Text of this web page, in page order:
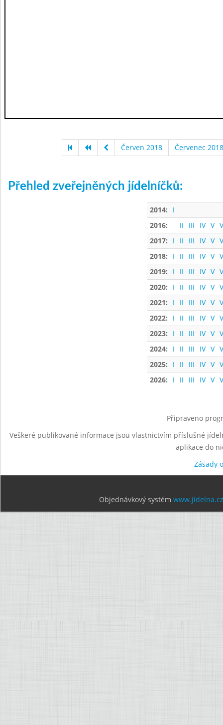
Červen 2018 Červenec 2018
Přehled zveřejněných jídelníčků:
2014:
I
2016:
II III IV V
2017:
I II III IV V
2018:
I II III IV V
2019:
I II III IV V
2020:
I II III IV V
2021:
I II III IV V
2022:
I II III IV V
2023:
I II III IV V
2024:
I II III IV V
2025:
I II III IV V
2026:
I II III IV V
Připraveno
Veškeré publikované informace jsou vlastnictvím příslušné
aplikace do
Zásady
Objednávkový systém www.jidelna.cz